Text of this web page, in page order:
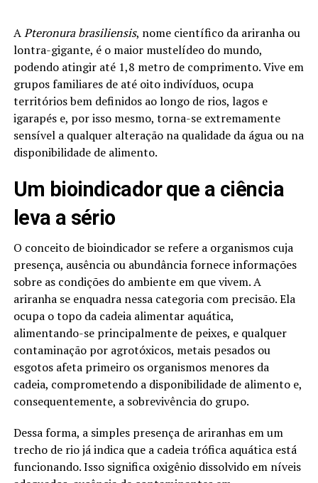
APteronura brasiliensis, nome científico da ariranha ou
lontra-gigante, é o maior mustelídeo do mundo,
podendo atingir até 1,8 metro de comprimento. Vive em
grupos familiares de até oito indivíduos, ocupa
territórios bem definidos ao longo de rios, lagos e
igarapés e, por isso mesmo, torna-se extremamente
sensível a qualquer alteração na qualidade da água ou na
disponibilidade de alimento.
Um bioindicador que a ciência
leva a sério
O conceito de bioindicador se refere a organismos cuja
presença, ausência ou abundância fornece informações
sobre as condições do ambiente em que vivem. A
ariranha se enquadra nessa categoria com precisão. Ela
ocupa o topo da cadeia alimentar aquática,
alimentando-se principalmente de peixes, e qualquer
contaminação por agrotóxicos, metais pesados ou
esgotos afeta primeiro os organismos menores da
cadeia, comprometendo a disponibilidade de alimento e,
consequentemente, a sobrevivência do grupo.
Dessa forma, a simples presença de ariranhas em um
trecho de rio já indica que a cadeia trófica aquática está
funcionando. Isso significa oxigênio dissolvido em níveis